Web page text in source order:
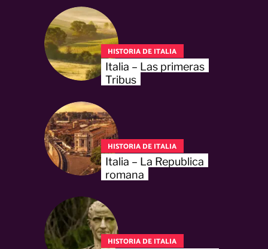
HISTORIA DE ITALIA
Italia – Las primeras
Tribus
HISTORIA DE ITALIA
Italia – La Republica
romana
HISTORIA DE ITALIA